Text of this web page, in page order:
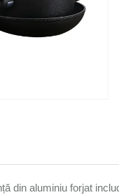
din aluminiu forjat